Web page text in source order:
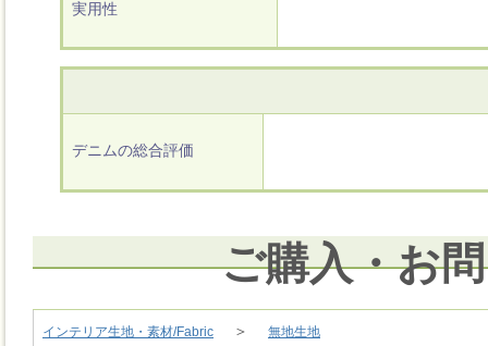
実用性
デニムの総合評価
ご購入・お
インテリア生地・素材/Fabric ＞ 無地生地